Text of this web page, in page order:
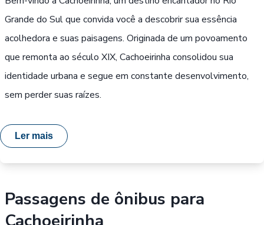
Passe Livre, Idoso ou ID Jovem
Grande do Sul que convida você a descobrir sua essência
acolhedora e suas paisagens. Originada de um povoamento
que remonta ao século XIX, Cachoeirinha consolidou sua
identidade urbana e segue em constante desenvolvimento,
sem perder suas raízes.
Ler mais
Passagens de ônibus para